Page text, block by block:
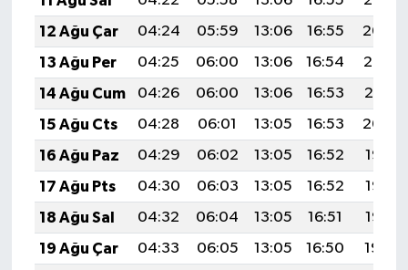
12 Ağu Çar
04:24 05:59 13:06 16:55
20:04
13 Ağu Per
04:25 06:00 13:06 16:54
20:02
14 Ağu Cum
04:26 06:00 13:06 16:53
20:01
15 Ağu Cts
04:28 06:01 13:05 16:53
20:00
16 Ağu Paz
04:29 06:02 13:05 16:52
19:58
17 Ağu Pts
04:30 06:03 13:05 16:52
19:57
18 Ağu Sal
04:32 06:04 13:05 16:51
19:56
19 Ağu Çar
04:33 06:05 13:05 16:50
19:54